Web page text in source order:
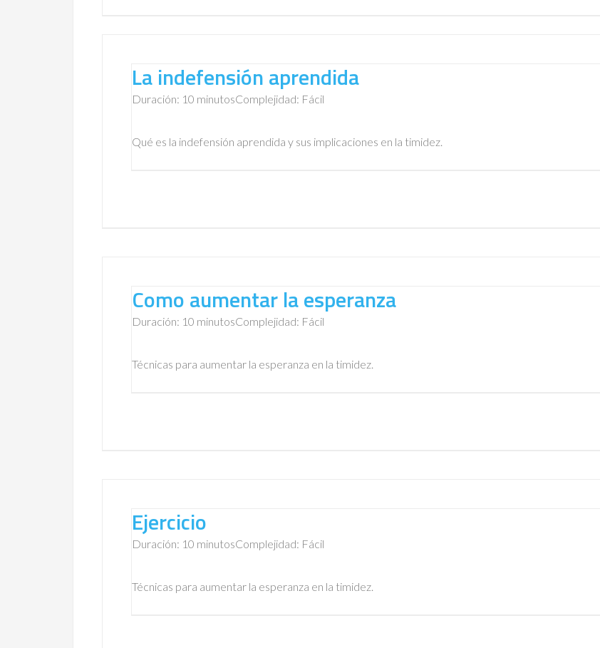
La indefensión aprendida
Duración: 10 minutosComplejidad: Fácil
Qué es la indefensión aprendida y sus implicaciones en la timidez.
Como aumentar la esperanza
Duración: 10 minutosComplejidad: Fácil
Técnicas para aumentar la esperanza en la timidez.
Ejercicio
Duración: 10 minutosComplejidad: Fácil
Técnicas para aumentar la esperanza en la timidez.